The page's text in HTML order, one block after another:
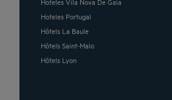
Hoteles Portugal
Hôtels La Baule
Hôtels Saint-Malo
Hôtels Lyon